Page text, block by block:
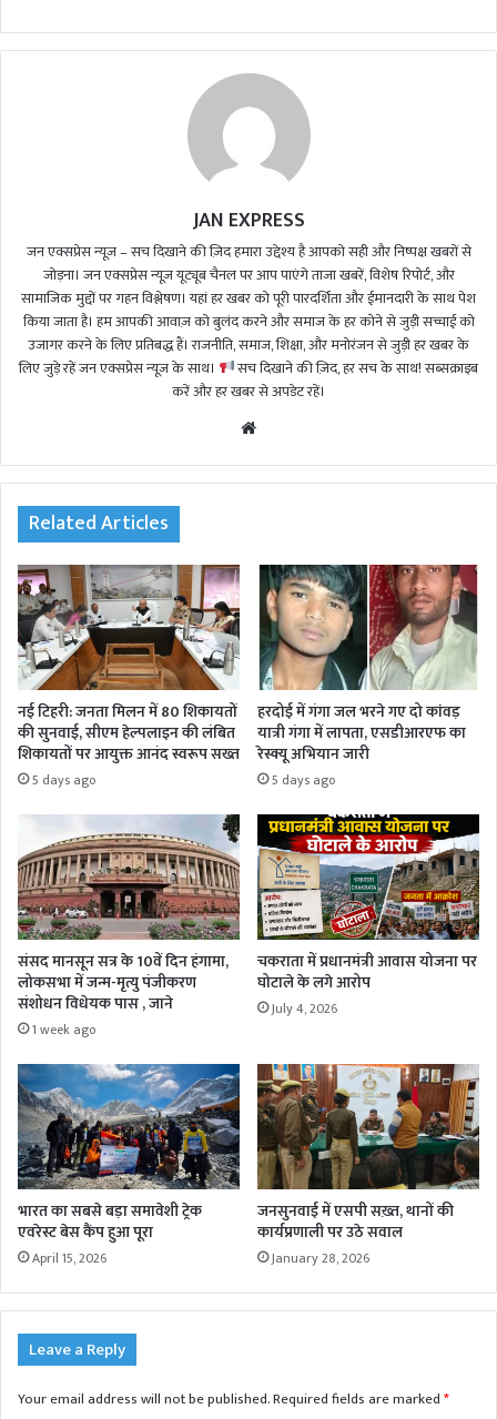
JAN EXPRESS
जन एक्सप्रेस न्यूज़ – सच दिखाने की ज़िद हमारा उद्देश्य है आपको सही और निष्पक्ष खबरों से
जोड़ना। जन एक्सप्रेस न्यूज़ यूट्यूब चैनल पर आप पाएंगे ताजा खबरें, विशेष रिपोर्ट, और
सामाजिक मुद्दों पर गहन विश्लेषण। यहां हर खबर को पूरी पारदर्शिता और ईमानदारी के साथ पेश
किया जाता है। हम आपकी आवाज़ को बुलंद करने और समाज के हर कोने से जुड़ी सच्चाई को
उजागर करने के लिए प्रतिबद्ध हैं। राजनीति, समाज, शिक्षा, और मनोरंजन से जुड़ी हर खबर के
लिए जुड़े रहें जन एक्सप्रेस न्यूज़ के साथ।
सच दिखाने की ज़िद, हर सच के साथ! सब्सक्राइब
करें और हर खबर से अपडेट रहें।
te
Related Articles
नई टिहरी: जनता मिलन में 80 शिकायतों
की सुनवाई, सीएम हेल्पलाइन की लंबित
शिकायतों पर आयुक्त आनंद स्वरूप सख्त
5 days ago
हरदोई में गंगा जल भरने गए दो कांवड़
यात्री गंगा में लापता, एसडीआरएफ का
रेस्क्यू अभियान जारी
5 days ago
संसद मानसून सत्र के 10वें दिन हंगामा,
लोकसभा में जन्म-मृत्यु पंजीकरण
संशोधन विधेयक पास , जाने
1 week ago
चकराता में प्रधानमंत्री आवास योजना पर
घोटाले के लगे आरोप
July 4, 2026
भारत का सबसे बड़ा समावेशी ट्रेक
एवरेस्ट बेस कैंप हुआ पूरा
April 15, 2026
जनसुनवाई में एसपी सख़्त, थानों की
कार्यप्रणाली पर उठे सवाल
January 28, 2026
Leave a Reply
Your email address will not be published.Required fields are marked*